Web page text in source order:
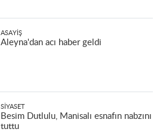
ASAYIŞ
Aleyna'dan acı haber geldi
SIYASET
Besim Dutlulu, Manisalı esnafın nabzını
tuttu